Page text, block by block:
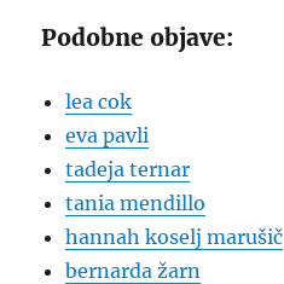
Podobne objave:
lea cok
eva pavli
tadeja ternar
tania mendillo
hannah koselj marušič
bernarda žarn